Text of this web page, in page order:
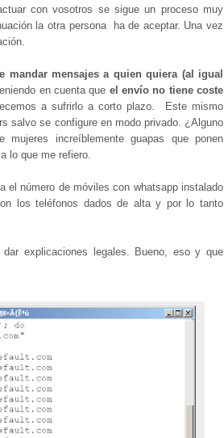
con vosotros se sigue un proceso muy
la otra persona ha de aceptar. Una vez
mandar mensajes a quien quiera (al igual
en cuenta que el envío no tiene coste
a sufrirlo a corto plazo. Este mismo
salvo se configure en modo privado. ¿Alguno
increíblemente guapas que ponen
lo que me refiero.
el número de móviles con whatsapp instalado
los teléfonos dados de alta y por lo tanto
explicaciones legales. Bueno, eso y que